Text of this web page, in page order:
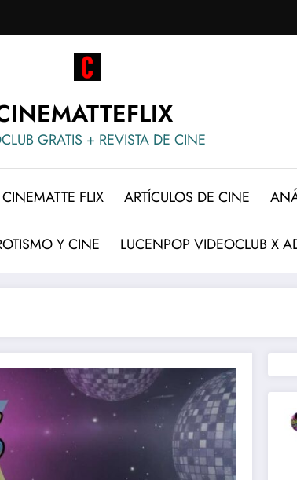
GRATIS + REVISTA DE CINE
FLIX ARTÍCULOS DE CINE
Y CINE LUCENPOP VIDEOCLUB X